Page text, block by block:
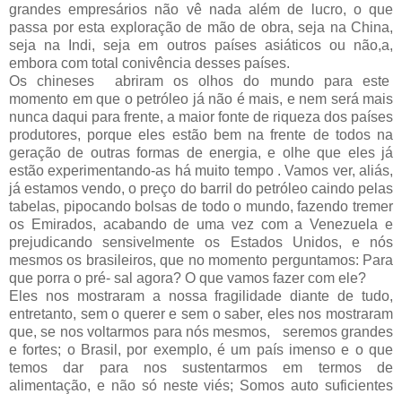
grandes empresários não vê nada além de lucro, o que
passa por esta exploração de mão de obra, seja na China,
seja na Indi, seja em outros países asiáticos ou não,a,
embora com total conivência desses países.
Os chineses
abriram os olhos do mundo para este
momento em que o petróleo já não é mais, e nem será mais
nunca daqui para frente, a maior fonte de riqueza dos países
produtores, porque eles estão bem na frente de todos na
geração de outras formas de energia, e olhe que eles já
estão experimentando-as há muito tempo . Vamos ver, aliás,
já estamos vendo, o preço do barril do petróleo caindo pelas
tabelas, pipocando bolsas de todo o mundo, fazendo tremer
os Emirados, acabando de uma vez com a Venezuela e
prejudicando sensivelmente os Estados Unidos, e nós
mesmos os brasileiros, que no momento perguntamos: Para
que porra o pré- sal agora? O que vamos fazer com ele?
Eles nos mostraram a nossa fragilidade diante de tudo,
entretanto, sem o querer e sem o saber, eles nos mostraram
que, se nos voltarmos para nós mesmos,
seremos grandes
e fortes; o Brasil, por exemplo, é um país imenso e o que
temos dar para nos sustentarmos em termos de
alimentação, e não só neste viés; Somos auto suficientes